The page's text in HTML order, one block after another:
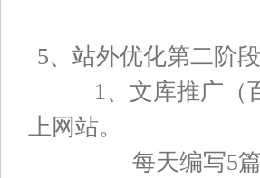
5、站外优化第二阶
1、文库推广（百
上网站。
每天编写5篇原